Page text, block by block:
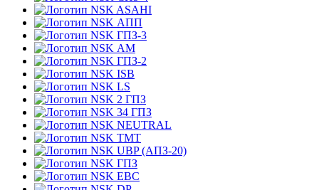
ASAHI
АПП
ГПЗ-3
АМ
ГПЗ-2
ISB
LS
2 ГПЗ
34 ГПЗ
NEUTRAL
TMT
UBP (АПЗ-20)
ГПЗ
EBC